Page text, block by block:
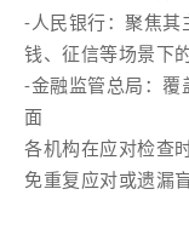
-人民银行：聚焦其
钱、征信等场景下
-金融监管总局：覆
面
各机构在应对检查
免重复应对或遗漏盲